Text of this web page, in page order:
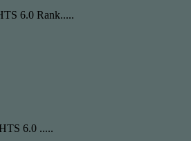
6.0 Rank.....
6.0 .....